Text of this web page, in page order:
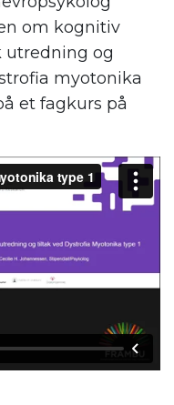
om kognitiv
utredning og
myotonika
et fagkurs på